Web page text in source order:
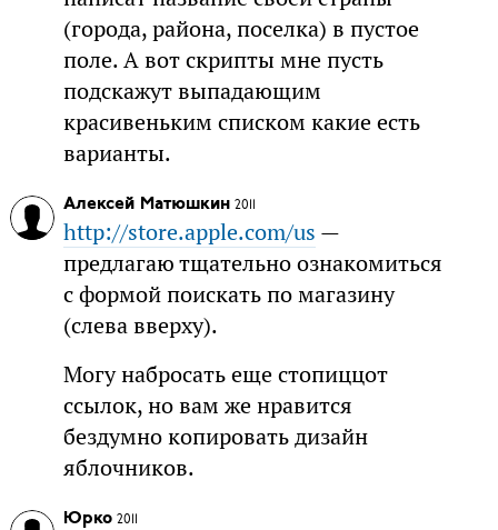
(города, района, поселка) в пустое
поле. А вот скрипты мне пусть
подскажут выпадающим
красивеньким списком какие есть
варианты.
Алексей Матюшкин 2011
http://store.apple.com/us —
предлагаю тщательно ознакомиться
с формой поискать по магазину
(слева вверху).
Могу набросать еще стопиццот
ссылок, но вам же нравится
бездумно копировать дизайн
яблочников.
Юрко 2011